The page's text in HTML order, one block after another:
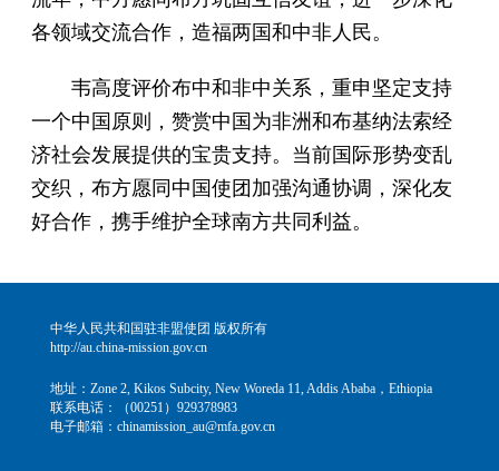
各领域交流合作，造福两国和中非人民。
韦高度评价布中和非中关系，重申坚定支持
一个中国原则，赞赏中国为非洲和布基纳法索经
济社会发展提供的宝贵支持。当前国际形势变乱
交织，布方愿同中国使团加强沟通协调，深化友
好合作，携手维护全球南方共同利益。
中华人民共和国驻非盟使团 版权所有
http://au.china-mission.gov.cn
地址：Zone 2, Kikos Subcity, New Woreda 11, Addis Ababa，Ethiopia
联系电话：（00251）929378983
电子邮箱：chinamission_au@mfa.gov.cn